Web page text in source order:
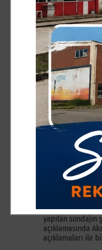
Kendi
tür iddialarla
ilçemizdeki
yerel
Başkan Aktaş´a
Bu kez bizzat
görüşmesindeki
Öztürk yaptığı
aydınlatmaya
Başkan Aktaş,
sessizliğini
haberlerimizdeki
geliyordu.
yapılan
çıkarmaya
yadırgamadım.
Ancak
sondajın niçin
Jemar
sonunda
yapılan sondajın
açıklamasında
açıklamaları ile